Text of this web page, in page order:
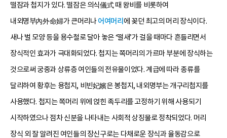
떨잠과 첩지가 있다. 떨잠은 의식儀式 때 왕비를 비롯하여
내외명부內外命婦가 큰머리나어여머리 에 꽂던 최고의 머리 장식이다.
새나 벌 모양 등을 용수철로 달아 놓은 ‘떨새’가 걸을 때마다 흔들리면서
장식적인 효과가 극대화되었다. 첩지는 쪽머리의 가르마 부분에 장식하는
것으로써 궁중과 상류층 여인들의 전유물이었다. 계급에 따라 종류를
달리하여 황후는 용첩지, 비빈妃嬪은 봉첩지, 내외명부는 개구리첩지를
사용했다. 첩지는 쪽머리 위에 얹힌 족두리를 고정하기 위해 사용되기
시작하였으나 점차 신분을 나타내는 사회적 상징물로 정착되었다. 머리
장식 외 잘 알려진 여인들의 장신구로는 다채로운 장식과 율동감으로